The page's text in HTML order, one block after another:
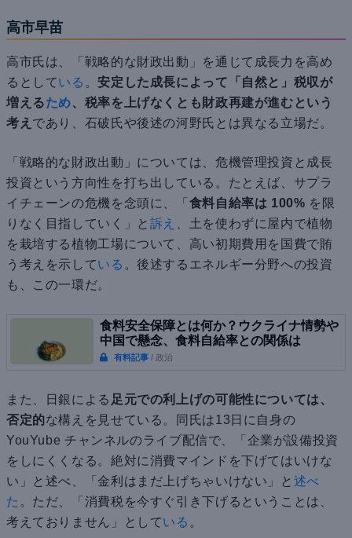
高市早苗
高市氏は、「戦略的な財政出動」を通じて成長力を高め
るとしている 。安定した成長によって「自然と」税収が
増えるため、税率を上げなくとも財政再建が進むという
考え であり、石破氏や後述の河野氏とは異なる立場だ。
「戦略的な財政出動」については、危機管理投資と成長
投資という方向性を打ち出している。たとえば、サプラ
イチェーンの危機を念頭に、「 食料自給率は 100% を限
りなく目指していく」と 訴え
、土を使わずに屋内で植物
を栽培する植物工場について、高い初期費用を国費で賄
う考えを示している 。後述するエネルギー分野への投資
も、この一環だ。
食料安全保障とは何か？ウクライナ情勢や
中国で懸念、食料自給率との関係は
有料記事 / 政治
また、日銀による 足元での利上げの可能性については、
否定的な構えを見せている。同氏は13日に自身の
YouYube チャンネルのライブ配信で、「企業が設備投資
をしにくくなる。絶対に消費マインドを下げてはいけな
い」と述べ、「金利はまだ上げちゃいけない」と 述べ
た 。ただ、「消費税を今すぐ引き下げるということは、
考えておりません」としている 。